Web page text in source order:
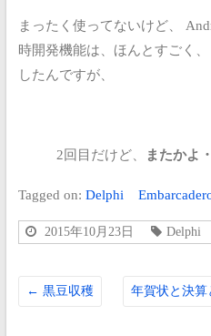
まったく使ってないけど、
時開発機能は、ほんとすごく、
したんですが、
2回目だけど、 またかよ
Tagged on: Delphi
2015年10月23日 Delphi
← 黒豆収穫 年賀状と決算